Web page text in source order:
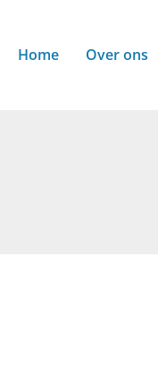
Home Over ons